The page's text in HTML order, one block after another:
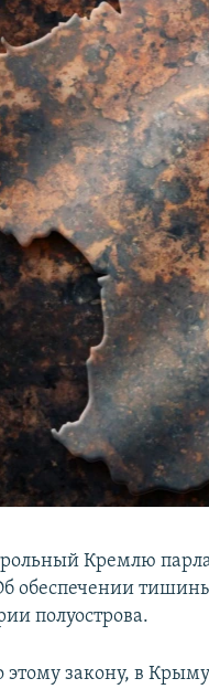
Кремлю
обеспечении
полуострова.
этому закону, в